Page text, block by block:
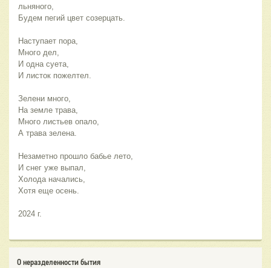
льняного,
Будем пегий цвет созерцать.
Наступает пора,
Много дел,
И одна суета,
И листок пожелтел.
Зелени много,
На земле трава,
Много листьев опало,
А трава зелена.
Незаметно прошло бабье лето,
И снег уже выпал,
Холода начались,
Хотя еще осень.
2024 г.
О неразделенности бытия